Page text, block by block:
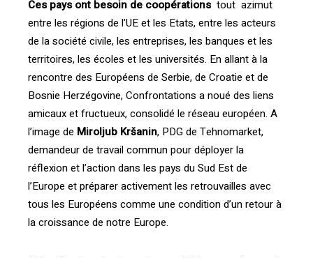
Ces pays ont besoin de coopérations tout azimut
entre les régions de l’UE et les Etats, entre les acteurs
de la société civile, les entreprises, les banques et les
territoires, les écoles et les universités. En allant à la
rencontre des Européens de Serbie, de Croatie et de
Bosnie Herzégovine, Confrontations a noué des liens
amicaux et fructueux, consolidé le réseau européen. A
l’image de Miroljub Kršanin, PDG de Tehnomarket,
demandeur de travail commun pour déployer la
réflexion et l’action dans les pays du Sud Est de
l’Europe et préparer activement les retrouvailles avec
tous les Européens comme une condition d’un retour à
la croissance de notre Europe.